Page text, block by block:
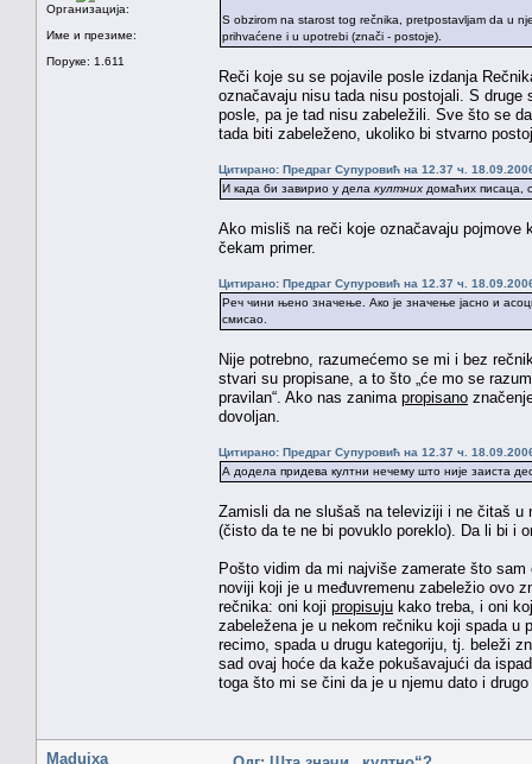
Организација:
Име и презиме:
Поруке: 1.611
S obzirom na starost tog rečnika, pretpostavljam da u
prihvaćene i u upotrebi (znači - postoje).
Reči koje su se pojavile posle izdanja
označavaju nisu tada nisu postojali. S
posle, pa je tad nisu zabeležili. Sve što se
tada biti zabeleženo, ukoliko bi stvarno
Цитирано: Предраг Супуровић на 12.37 ч.
И када би завирио у дела култних домаћих писаца,
Ako misliš na reči koje označavaju pojmove
čekam primer.
Цитирано: Предраг Супуровић на 12.37 ч.
Реч чини њено значење. Ако је значење јасно и
смисао.
Nije potrebno, razumećemo se mi i bez
stvari su propisane, a to što „će mo se
pravilan“. Ako nas zanima propisano
dovoljan.
Цитирано: Предраг Супуровић на 12.37 ч.
А додела придева култни нечему што није заиста
Zamisli da ne slušaš na televiziji i ne čitaš
(čisto da te ne bi povuklo poreklo). Da li bi i
Pošto vidim da mi najviše zamerate što
noviji koji je u međuvremenu zabeležio ovo
rečnika: oni koji propisuju kako treba, i oni
zabeležena je u nekom rečniku koji spada u
recimo, spada u drugu kategoriju, tj. beleži
sad ovaj hoće da kaže pokušavajući da
toga što mi se čini da je u njemu dato i
Maduixa